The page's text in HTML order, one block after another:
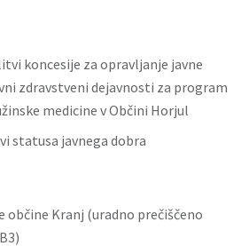
koncesije za opravljanje javne
zdravstveni dejavnosti za program
medicine v Občini Horjul
statusa javnega dobra
občine Kranj (uradno prečiščeno